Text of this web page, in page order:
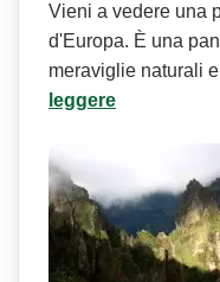
Vieni a vedere una
d'Europa. È una
meraviglie naturali
leggere